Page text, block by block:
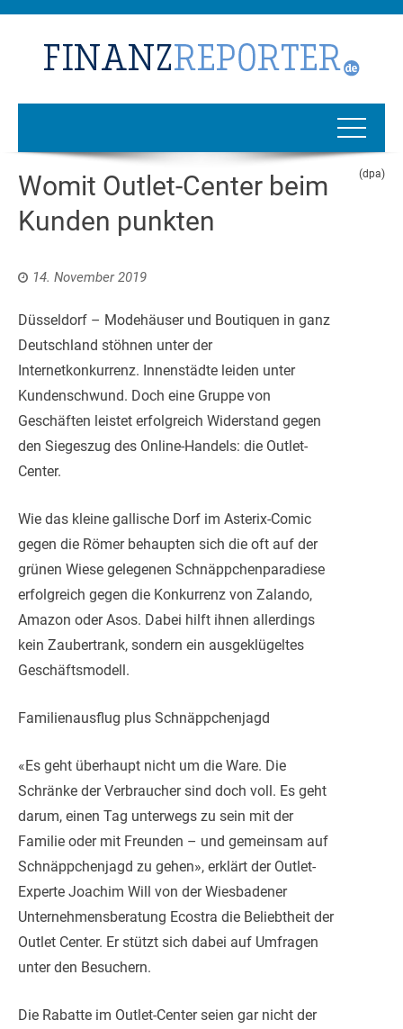
Womit Outlet-Center beim
Kunden punkten
(dpa)
14. November 2019
Düsseldorf – Modehäuser und Boutiquen in ganz
Deutschland stöhnen unter der
Internetkonkurrenz. Innenstädte leiden unter
Kundenschwund. Doch eine Gruppe von
Geschäften leistet erfolgreich Widerstand gegen
den Siegeszug des Online-Handels: die Outlet-
Center.
Wie das kleine gallische Dorf im Asterix-Comic
gegen die Römer behaupten sich die oft auf der
grünen Wiese gelegenen Schnäppchenparadiese
erfolgreich gegen die Konkurrenz von Zalando,
Amazon oder Asos. Dabei hilft ihnen allerdings
kein Zaubertrank, sondern ein ausgeklügeltes
Geschäftsmodell.
Familienausflug plus Schnäppchenjagd
«Es geht überhaupt nicht um die Ware. Die
Schränke der Verbraucher sind doch voll. Es geht
darum, einen Tag unterwegs zu sein mit der
Familie oder mit Freunden – und gemeinsam auf
Schnäppchenjagd zu gehen», erklärt der Outlet-
Experte Joachim Will von der Wiesbadener
Unternehmensberatung Ecostra die Beliebtheit der
Outlet Center. Er stützt sich dabei auf Umfragen
unter den Besuchern.
Die Rabatte im Outlet-Center seien gar nicht der